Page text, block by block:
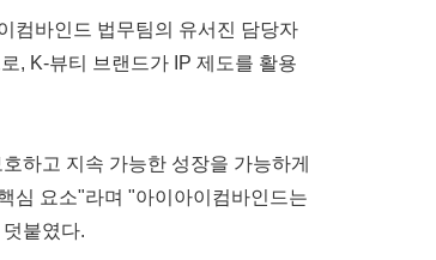
컴바인드 법무팀의 유서진 담당자
, K-뷰티 브랜드가 IP 제도를 활용
하고 지속 가능한 성장을 가능하게
심 요소"라며 "아이아이컴바인드는
붙였다.